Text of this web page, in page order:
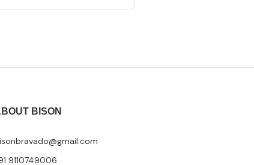
BISON
9110749006